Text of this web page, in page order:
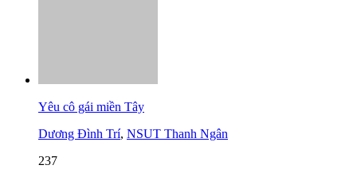
Yêu cô gái miền Tây
Dương Đình Trí, NSUT Thanh Ngân
237